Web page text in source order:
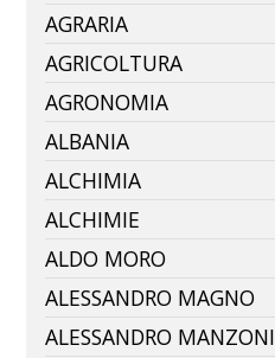
AGRARIA
AGRICOLTURA
AGRONOMIA
ALBANIA
ALCHIMIA
ALCHIMIE
ALDO MORO
ALESSANDRO MAGNO
ALESSANDRO MANZONI